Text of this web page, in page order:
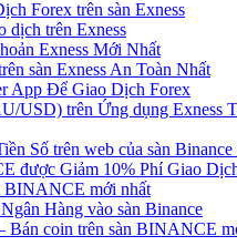
Forex trên sàn Exness
dịch trên Exness
Exness Mới Nhất
sàn Exness An Toàn Nhất
App Để Giao Dịch Forex
USD) trên Ứng dụng Exness
Số trên web của sàn
được Giảm 10% Phí Giao
BINANCE mới nhất
Hàng vào sàn Binance
Bán coin trên sàn BINANCE